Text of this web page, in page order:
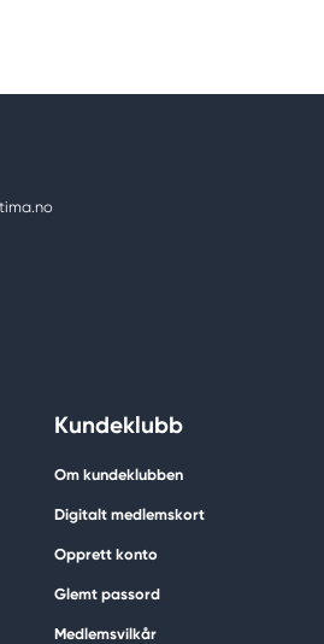
Kundeklubb
Om kundeklubben
Digitalt medlemskort
Opprett konto
Glemt passord
Medlemsvilkår